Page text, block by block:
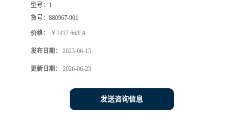
型号： 1
货号： 880967-901
价格： ￥7437.66/EA
发布日期： 2023-06-15
更新日期： 2026-06-23
发送咨询信息